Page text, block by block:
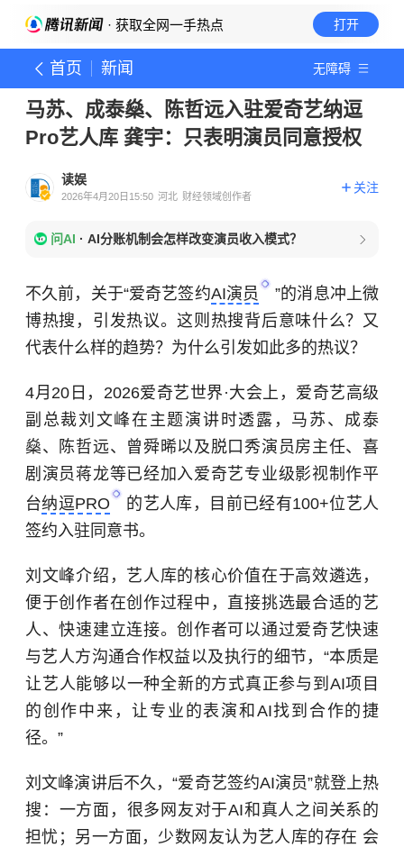
· 获取全网一手热点 打开
首页 新闻 无障碍
马苏、成泰燊、陈哲远入驻爱奇艺纳逗
Pro艺人库 龚宇：只表明演员同意授权
读娱
2026年4月20日15:50 河北 财经领域创作者
关注
问AI · AI分账机制会怎样改变演员收入模式？
不久前，关于“爱奇艺签约AI演员
”的消息冲上微
博热搜，引发热议。这则热搜背后意味什么？又
代表什么样的趋势？为什么引发如此多的热议？
4月20日，2026爱奇艺世界·大会上，爱奇艺高级
副总裁刘文峰在主题演讲时透露，马苏、成泰
燊、陈哲远、曾舜晞以及脱口秀演员房主任、喜
剧演员蒋龙等已经加入爱奇艺专业级影视制作平
台纳逗PRO
的艺人库，目前已经有100+位艺人
签约入驻同意书。
刘文峰介绍，艺人库的核心价值在于高效遴选，
便于创作者在创作过程中，直接挑选最合适的艺
人、快速建立连接。创作者可以通过爱奇艺快速
与艺人方沟通合作权益以及执行的细节，“本质是
让艺人能够以一种全新的方式真正参与到AI项目
的创作中来，让专业的表演和AI找到合作的捷
径。”
刘文峰演讲后不久，“爱奇艺签约AI演员”就登上热
搜：一方面，很多网友对于AI和真人之间关系的
担忧；另一方面，少数网友认为艺人库的存在 会